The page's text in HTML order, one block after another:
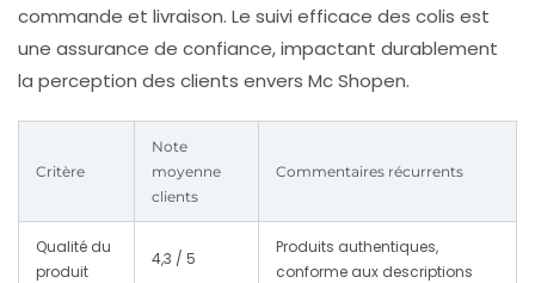
commande et livraison. Le suivi efficace des colis est
une assurance de confiance, impactant durablement
la perception des clients envers Mc Shopen.
Critère
Note
moyenne
clients
Commentaires récurrents
Qualité du
produit
4,3 / 5
Produits authentiques,
conforme aux descriptions